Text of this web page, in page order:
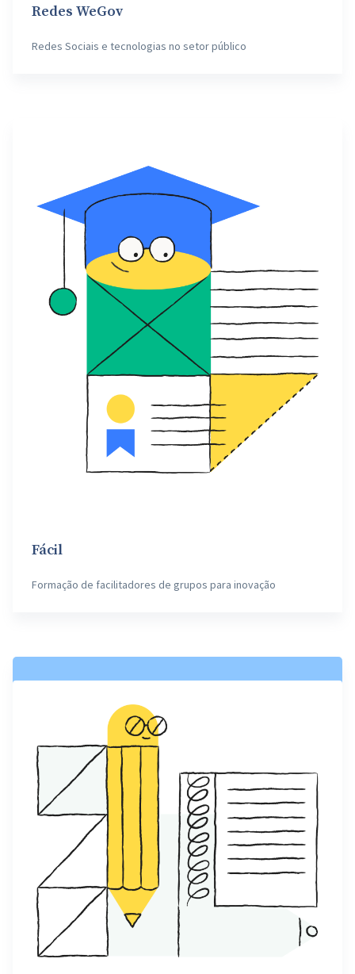
Redes WeGov
Redes Sociais e tecnologias no setor público
Fácil
Formação de facilitadores de grupos para inovação